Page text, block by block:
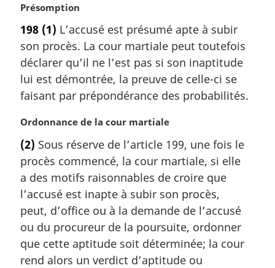
N
t
e
m
a
g
n
a
e
:
Présomption
198 (1) L’accusé est présumé apte à subir
son procès. La cour martiale peut toutefois
déclarer qu’il ne l’est pas si son inaptitude
lui est démontrée, la preuve de celle-ci se
faisant par prépondérance des probabilités.
N
t
e
m
a
r
g
i
n
a
Ordonnance de la cour martiale
(2) Sous réserve de l’article 199, une fois le
procès commencé, la cour martiale, si elle
a des motifs raisonnables de croire que
l’accusé est inapte à subir son procès,
peut, d’office ou à la demande de l’accusé
ou du procureur de la poursuite, ordonner
que cette aptitude soit déterminée; la cour
rend alors un verdict d’aptitude ou